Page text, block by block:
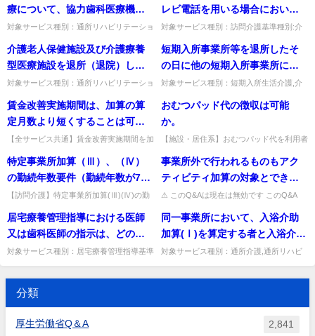
て従事している者のみ対象とな
るのか。
る共生型サービスについて...
り扱い」質問通所サービス...
療について、協力歯科医療機関
のみが歯科医療を提供すること
となるのか。
対象サービス種別：通所リハビリテーショ
応型通所介護,短期入所生活介護,短期入所
療養介護,福祉用具貸...
レビ電話を用いる場合において
は、理学療法士等がＡＤＬ及び
ＩＡＤＬに関する利用者の状況
について適切に把握することが
ービス提供責任者で事前に方法
等を調整するものとする」とあ
るが、具体的にはどのような方
法があるのか。
対象サービス種別：訪問介護基準種別:介
質問 「ＩＣＴを活用した動画やテレビ電
話を用いる場合においては、...
介護老人保健施設及び介護療養
型医療施設を退所（退院）した
日及び短期入所療養介護のサー
ビス終了日（退所日）におい
て、訪問看護費、訪問リハビリ
テーション費、居宅療養管理指
導費及び通所リハビリテーショ
ン費は算定できないとされてい
るが、退所日において福祉系サ
ービス（訪問介護等）を利用し
た場合は別に算定できるか。
対象サービス種別：通所リハビリテーショ
応型通所介護,短期入所生活介護,短期入所
療養介護,福祉用具貸...
短期入所事業所等を退所したそ
の日に他の短期入所事業所に入
所する場合の送迎加算の算定に
対象サービス種別：短期入所生活介護,介
酬「送迎加算」質問短期入所事業所等を退
所したその日に他の短期入所...
賃金改善実施期間は、加算の算
定月数より短くすることは可能
か。
【全サービス共通】賃金改善実施期間を加
定月数と同じ月数とする必要があり、短縮
はできない。出典：平成24...
おむつパッド代の徴収は可能
か。
【施設・居住系】おむつパッド代を利用者
むつ費用は保険給付対象で徴収不可。通所
系・GH・特定施設は例外。...
特定事業所加算（Ⅲ）、（Ⅳ）
の勤続年数要件（勤続年数が7年
以上の訪問介護員等を30％以上
とする要件）における具体的な
割合はどのように算出するの
【訪問介護】特定事業所加算(Ⅲ)(Ⅳ)の勤
するか。前年度11か月又は前3月の平均を
常勤換算方法で算出...
事業所外で行われるものもアク
ティビティ加算の対象とできる
のか。
⚠ このQ&Aは現在は無効です このQ&A
となっています（処遇改善加算など、要件
が変更さ...
居宅療養管理指導における医師
又は歯科医師の指示は、どのよ
うな方法で行えばよいか。
対象サービス種別：居宅療養管理指導基準
は歯科医師の指示は、どのよう...
同一事業所において、入浴介助
加算(Ⅰ)を算定する者と入浴介助
加算(Ⅱ)を算定する者が混在して
も差し支えないか。また、混在
宅介護支援に要する費用の額の
対象サービス種別：通所介護,通所リハビ
分類
厚生労働省Q＆A 2,841